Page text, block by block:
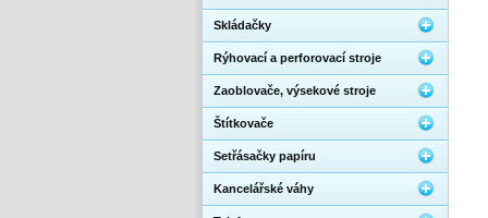
Skládačky
Rýhovací a perforovací stroje
Zaoblovače, výsekové stroje
Štítkovače
Setřásačky papíru
Kancelářské váhy